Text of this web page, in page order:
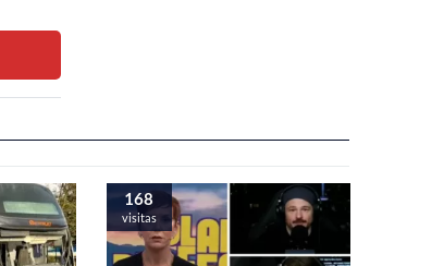
168
visitas